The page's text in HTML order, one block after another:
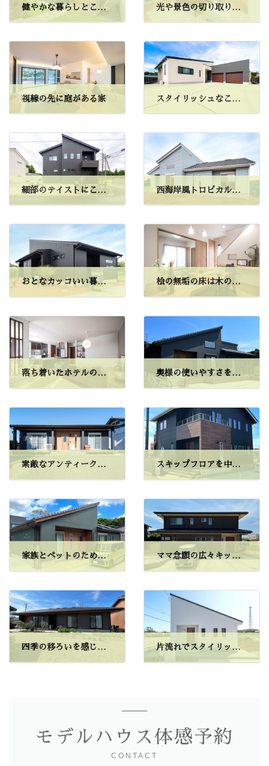
健やかな暮らしとこだわりが詰まった家 光や景色の切り取り方が印象的な美しい住まい
視線の先に庭がある家 スタイリッシュなこだわりが溢れ
細部のテイストにこだわって 西海岸風トロピカルハウス
おとなカッコいい暮らし 桧の無垢の床は木の温もり
落ち着いたホテルのような 奥様の使いやすさを最優先
素敵なアンティークの空間 スキップフロアを中心に
家族とペットのための平屋 ママ念願の広々キッチン
四季の移ろいを感じる家 片流れでスタイリッシュに
モデルハウス体感予約
CONTACT